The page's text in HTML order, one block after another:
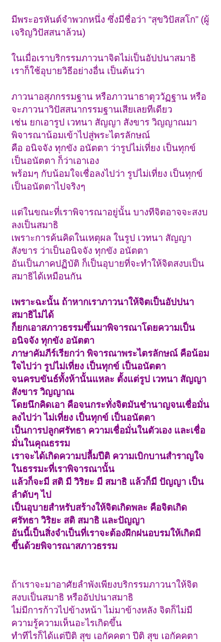
มีพระอรหันต์จำพวกหนึ่ง ซึ่งมีชื่อว่า “สุขวิปัสสโก” (ผู้
เจริญวิปัสสนาล้วน)
ในเมื่อเราบริกรรมภาวนาจิตไม่เป็นอัปปนาสมาธิ
เราก็ใช้อุบายวิธีอย่างอื่น เป็นต้นว่า
ภาวนาอสุภกรรมฐาน หรือภาวนาธาตุววัฏฐาน หรือ
จะภาวนาวิปัสสนากรรมฐานเสียเลยทีเดียว
เช่น ยกเอารูป เวทนา สัญญา สังขาร วิญญาณมา
พิจารณาน้อมเข้าไปสู่พระไตรลักษณ์
คือ อนิจจัง ทุกขัง อนัตตา ว่ารูปไม่เที่ยง เป็นทุกข์
เป็นอนัตตา ก็ว่าเอาเอง
พร้อมๆ กับน้อมใจเชื่อลงไปว่า รูปไม่เที่ยง เป็นทุกข์
เป็นอนัตตาไปจริงๆ
แต่ในขณะที่เราพิจารณาอยู่นั้น บางทีจิตอาจจะสงบ
ลงเป็นสมาธิ
เพราะการค้นคิดในเหตุผล ในรูป เวทนา สัญญา
สังขาร ว่าเป็นอนิจจัง ทุกขัง อนัตตา
อันเป็นภาคปฏิบัติ ก็เป็นอุบายที่จะทำให้จิตสงบเป็น
สมาธิได้เหมือนกัน
เพราะฉะนั้น ถ้าหากเราภาวนาให้จิตเป็นอัปปนา
สมาธิไม่ได้
ก็ยกเอาสภาวธรรมขึ้นมาพิจารณาโดยความเป็น
อนิจจัง ทุกขัง อนัตตา
ภาษาคัมภีร์เรียกว่า พิจารณาพระไตรลักษณ์ คือน้อม
ใจไปว่า รูปไม่เที่ยง เป็นทุกข์ เป็นอนัตตา
จนครบขันธ์ทั้งห้านั้นแหละ ตั้งแต่รูป เวทนา สัญญา
สังขาร วิญญาณ
โดยนึกคิดเอา คือจนกระทั่งจิตมันชำนาญจนเชื่อมั่น
ลงไปว่า ไม่เที่ยง เป็นทุกข์ เป็นอนัตตา
เป็นการปลูกศรัทธา ความเชื่อมั่นในตัวเอง และเชื่อ
มั่นในคุณธรรม
เราจะได้เกิดความปลื้มปีติ ความเบิกบานสำราญใจ
ในธรรมะที่เราพิจารณานั้น
แล้วก็จะมี สติ มี วิริยะ มี สมาธิ แล้วก็มี ปัญญา เป็น
ลำดับๆ ไป
เป็นอุบายสำหรับสร้างให้จิตเกิดพละ คือจิตเกิด
ศรัทธา วิริยะ สติ สมาธิ และปัญญา
อันนี้เป็นสิ่งจำเป็นที่เราจะต้องฝึกฝนอบรมให้เกิดมี
ขึ้นด้วยพิจารณาสภาวธรรม
ถ้าเราจะมาอาศัยลำพังเพียงบริกรรมภาวนาให้จิต
สงบเป็นสมาธิ หรืออัปปนาสมาธิ
ไม่มีการก้าวไปข้างหน้า ไม่มาข้างหลัง จิตก็ไม่มี
ความรู้ความเห็นอะไรเกิดขึ้น
ทำทีไรก็ได้แต่ปีติ สุข เอกัคคตา ปีติ สุข เอกัคคตา